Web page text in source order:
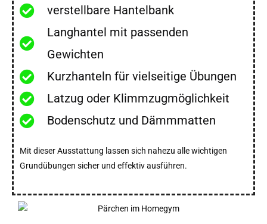
verstellbare Hantelbank
Langhantel mit passenden
Gewichten
Kurzhanteln für vielseitige Übungen
Latzug oder Klimmzugmöglichkeit
Bodenschutz und Dämmmatten
Mit dieser Ausstattung lassen sich nahezu alle wichtigen
Grundübungen sicher und effektiv ausführen.